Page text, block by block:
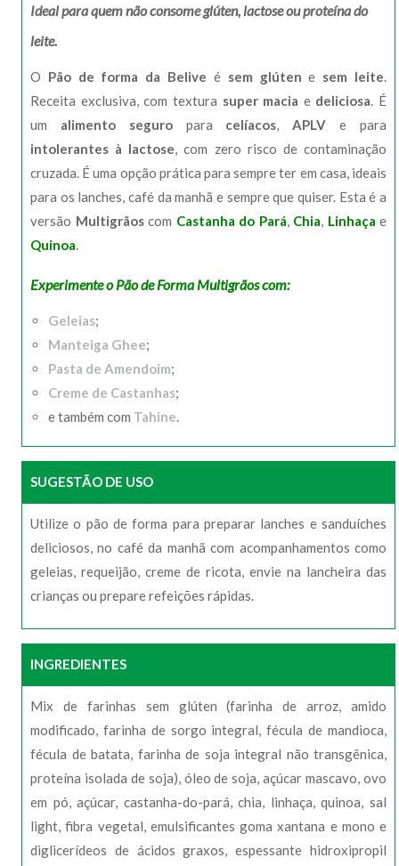
Ideal para quem não consome glúten, lactose ou proteína do
leite.
O Pão de forma da Belive é sem glúten e sem leite
Receita exclusiva, com textura super macia e deliciosa . É
um alimento seguropara celíacos APLVe para
intolerantes à lactose , com zero risco de contaminação
cruzada. É uma opção prática para sempre ter em casa, ideais
para os lanches, café da manhã e sempre que quiser. Esta é a
versão Multigrãos com Castanha do Pará Chia Linhaça e
Quinoa
Experimente o Pão de Forma Multigrãos com:
Geleias;
Manteiga Ghee;
Pasta de Amendoim;
Creme de Castanhas;
e também com Tahine
SUGESTÃO DE USO
Utilize o pão de forma para preparar lanches e sanduíches
deliciosos, no café da manhã com acompanhamentos como
geleias, requeijão, creme de ricota, envie na lancheira das
crianças ou prepare refeições rápidas.
INGREDIENTES
Mix de farinhas sem glúten (farinha de arroz, amido
modificado, farinha de sorgo integral, fécula de mandioca,
fécula de batata, farinha de soja integral não transgênica,
proteína isolada de soja), óleo de soja, açúcar mascavo, ovo
em pó, açúcar, castanha-do-pará, chia, linhaça, quinoa, sal
light, fibra vegetal, emulsificantes goma xantana e mono e
diglicerídeos de ácidos graxos, espessante hidroxipropil